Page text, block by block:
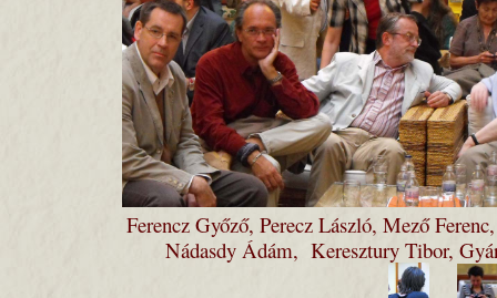
Ferencz Győző, Perecz László, Mező
Nádasdy Ádám, Keresztury Tibor,